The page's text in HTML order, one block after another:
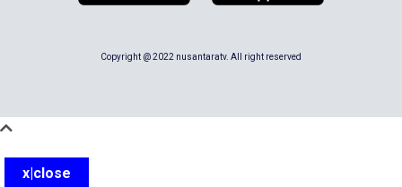
Copyright @ 2022 nusantaratv. All right reserved
x|close